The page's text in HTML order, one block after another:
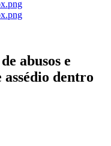
abusos e
dentro